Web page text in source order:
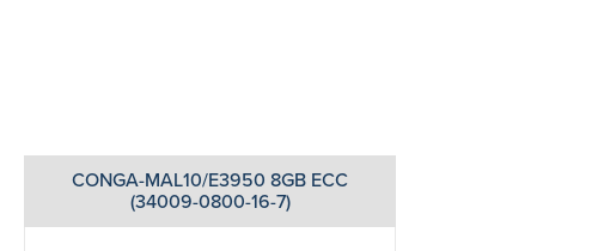
CONGA-MAL10/E3950 8GB ECC
(34009-0800-16-7)